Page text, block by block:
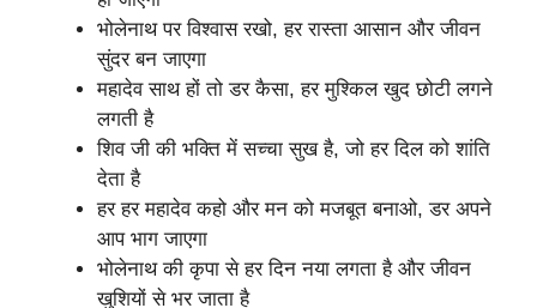
भोलेनाथ पर विश्वास रखो, हर रास्ता आसान और जीवन
सुंदर बन जाएगा
महादेव साथ हों तो डर कैसा, हर मुश्किल खुद छोटी लगने
लगती है
शिव जी की भक्ति में सच्चा सुख है, जो हर दिल को शांति
देता है
हर हर महादेव कहो और मन को मजबूत बनाओ, डर अपने
आप भाग जाएगा
भोलेनाथ की कृपा से हर दिन नया लगता है और जीवन
खुशियों से भर जाता है